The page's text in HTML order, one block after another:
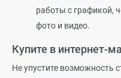
работы с графикой,
фото и видео.
Купите в интернет-
Не упустите возможность